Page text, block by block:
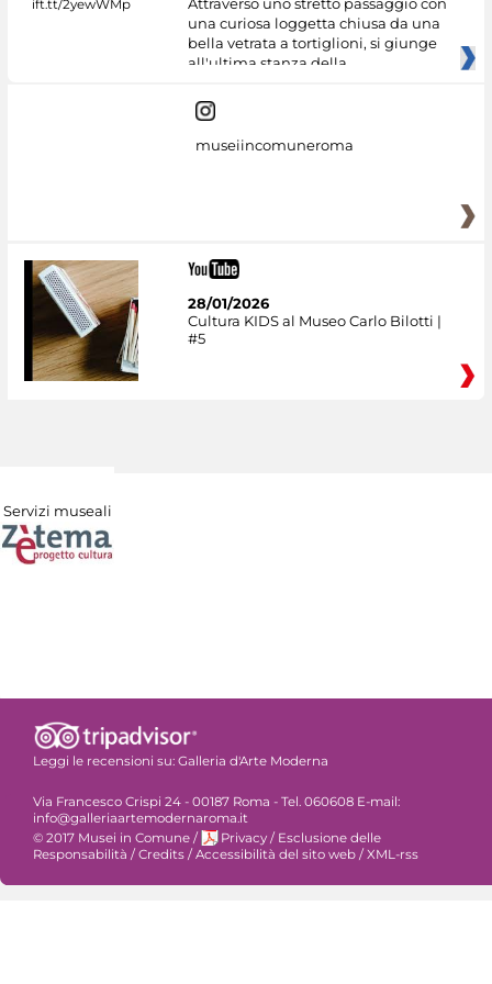
una curiosa loggetta chiusa da una
bella vetrata a tortiglioni, si giunge
all'ultima stanza della
museiincomuneroma
28/01/2026
Cultura KIDS al Museo Carlo Bilotti |
#5
Servizi museali
Leggi le recensioni su: Galleria d'Arte Moderna
Via Francesco Crispi 24 - 00187 Roma - Tel. 060608 E-mail:
info@galleriaartemodernaroma.it
© 2017 Musei in Comune / Privacy / Esclusione delle
Responsabilità / Credits / Accessibilità del sito web / XML-rss